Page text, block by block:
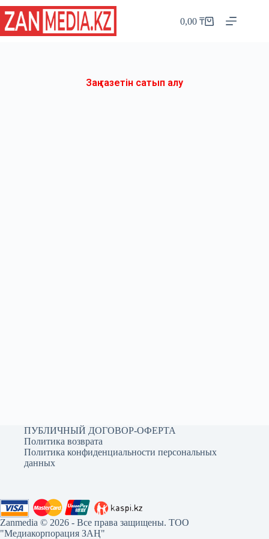
0,00₸
Заң газетін сатып алу
ПУБЛИЧНЫЙ ДОГОВОР-ОФЕРТА
Политика возврата
Политика конфиденциальности персональных
данных
Zanmedia © 2026 - Все права защищены. ТОО
"Медиакорпорация ЗАҢ"